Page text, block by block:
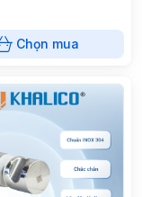
Chọn mua